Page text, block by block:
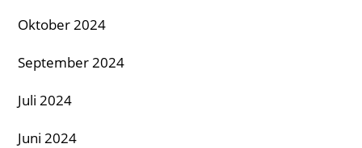
Oktober 2024
September 2024
Juli 2024
Juni 2024